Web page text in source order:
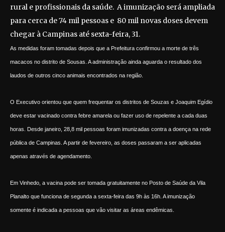
rural e profissionais da saúde. A imunização será ampliada
para cerca de 74 mil pessoas e 80 mil novas doses devem
chegar à Campinas até sexta-feira, 31.
As medidas foram tomadas depois que a Prefeitura confirmou a morte de três
macacos no distrito de Sousas. A administração ainda aguarda o resultado dos
laudos de outros cinco animais encontrados na região.
O Executivo orientou que quem frequentar os distritos de Souzas e Joaquim Egídio
deve estar vacinado contra febre amarela ou fazer uso de repelente a cada duas
horas. Desde janeiro, 28,8 mil pessoas foram imunizadas contra a doença na rede
pública de Campinas. A partir de fevereiro, as doses passaram a ser aplicadas
apenas através de agendamento.
Em Vinhedo, a vacina pode ser tomada gratuitamente no Posto de Saúde da Vila
Planalto que funciona de segunda a sexta-feira das 9h às 16h. A imunização
somente é indicada a pessoas que vão visitar as áreas endêmicas.